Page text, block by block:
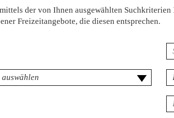
der von Ihnen ausgewählten
Freizeitangebote, die diesen entsprechen.